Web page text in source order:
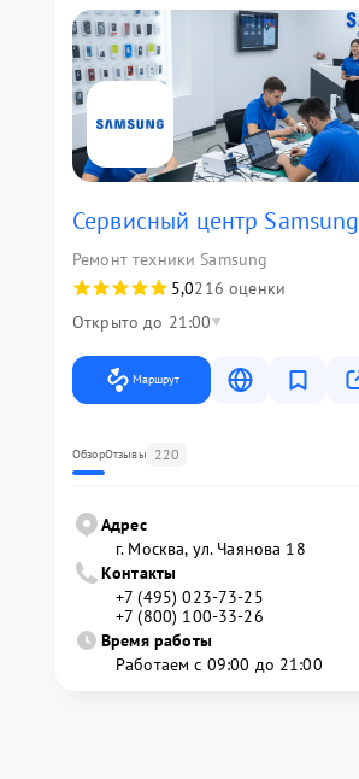
Сервисный центр Samsung
Ремонт техники Samsung
5,0216 оценки
Открыто до 21:00
Маршрут
ОбзорОтзывы 220
Адрес
г. Москва, ул. Чаянова 18
Контакты
+7 (495) 023-73-25
+7 (800) 100-33-26
Время работы
Работаем с 09:00 до 21:00